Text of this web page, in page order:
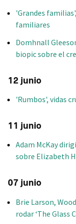
'Grandes
familiares
Domhnall
biopic sobre el
12 junio
'Rumbos', vidas
11 junio
Adam McKay
sobre Elizabeth
07 junio
Brie Larson,
rodar ‘The Glass